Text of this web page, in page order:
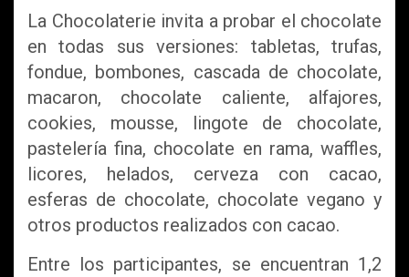
La Chocolaterie invita a probar el chocolate
en todas sus versiones: tabletas, trufas,
fondue, bombones, cascada de chocolate,
macaron, chocolate caliente, alfajores,
cookies, mousse, lingote de chocolate,
pastelería fina, chocolate en rama, waffles,
licores, helados, cerveza con cacao,
esferas de chocolate, chocolate vegano y
otros productos realizados con cacao.
Entre los participantes, se encuentran 1,2